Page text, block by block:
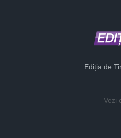
Ediția de
Vezi